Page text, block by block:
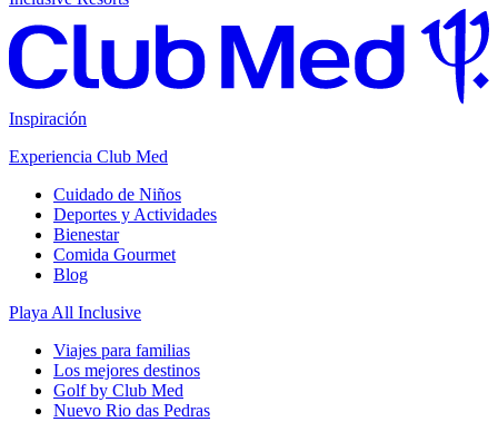
Inspiración
Experiencia Club Med
Cuidado de Niños
Deportes y Actividades
Bienestar
Comida Gourmet
Blog
Playa All Inclusive
Viajes para familias
Los mejores destinos
Golf by Club Med
Nuevo Rio das Pedras